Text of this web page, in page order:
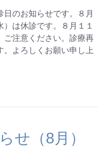
のお知らせです。８月
は休診です。８月１１
ご注意ください。診療再
。よろしくお願い申し上
せ（8月）